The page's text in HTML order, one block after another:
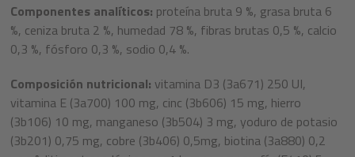
Componentes analíticos: proteína bruta 9 %, grasa bruta 6
%, ceniza bruta 2 %, humedad 78 %, fibras brutas 0,5 %, calcio
0,3 %, fósforo 0,3 %, sodio 0,4 %.
Composición nutricional: vitamina D3 (3a671) 250 UI,
vitamina E (3a700) 100 mg, cinc (3b606) 15 mg, hierro
(3b106) 10 mg, manganeso (3b504) 3 mg, yoduro de potasio
(3b201) 0,75 mg, cobre (3b406) 0,5mg, biotina (3a880) 0,2